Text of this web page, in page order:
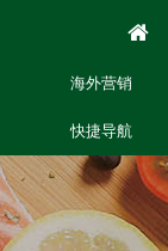
海外营销
快捷导航